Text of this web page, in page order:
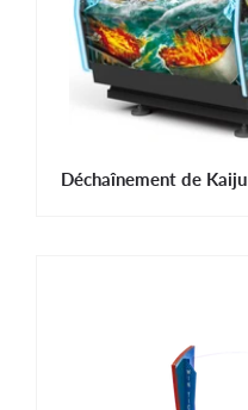
Déchaînement de Kaiju